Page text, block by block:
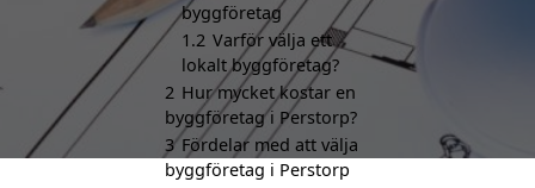
byggföretag
1.2 Varför välja ett
lokalt byggföretag?
2 Hur mycket kostar en
byggföretag i Perstorp?
3 Fördelar med att välja
byggföretag i Perstorp